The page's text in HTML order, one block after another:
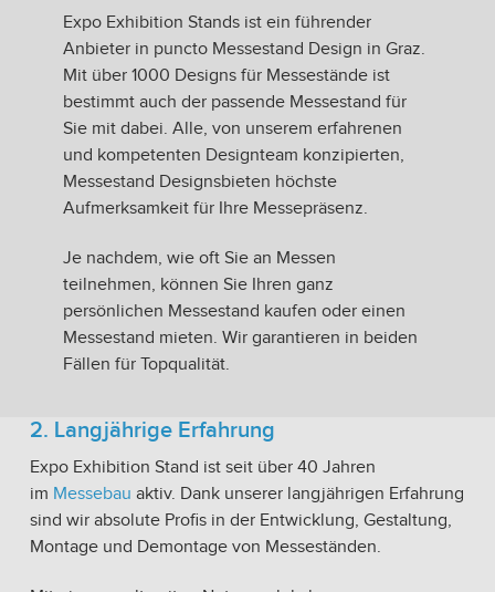
Expo Exhibition Stands ist ein führender
Anbieter in puncto Messestand Design in Graz.
Mit über 1000 Designs für Messestände ist
bestimmt auch der passende Messestand für
Sie mit dabei. Alle, von unserem erfahrenen
und kompetenten Designteam konzipierten,
Messestand Designsbieten höchste
Aufmerksamkeit für Ihre Messepräsenz.
Je nachdem, wie oft Sie an Messen
teilnehmen, können Sie Ihren ganz
persönlichen Messestand kaufen oder einen
Messestand mieten. Wir garantieren in beiden
Fällen für Topqualität.
2. Langjährige Erfahrung
Expo Exhibition Stand ist seit über 40 Jahren
im Messebau aktiv. Dank unserer langjährigen Erfahrung
sind wir absolute Profis in der Entwicklung, Gestaltung,
Montage und Demontage von Messeständen.